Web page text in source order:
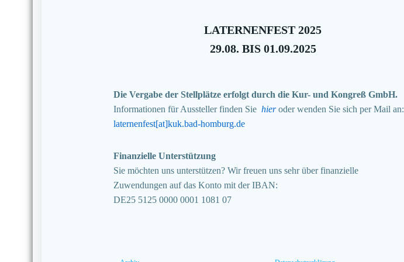
LATERNENFEST 2025
29.08. BIS 01.09.2025
Die Vergabe der Stellplätze erfolgt durch die Kur- und Kongreß GmbH.
Informationen für Aussteller finden Sie hieroder wenden Sie sich per Mail an:
laternenfest[at]kuk.bad-homburg.de
Finanzielle Unterstützung
Sie möchten uns unterstützen? Wir freuen uns sehr über finanzielle
Zuwendungen auf das Konto mit der IBAN:
DE25 5125 0000 0001 1081 07